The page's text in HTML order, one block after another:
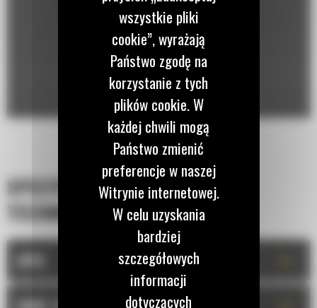
SPECYFIKACJA
TECHNICZNA
wszystkie pliki
cookie”, wyrażają
Państwo zgodę na
korzystanie z tych
plików cookie. W
każdej chwili mogą
Państwo zmienić
preferencje w naszej
Witrynie internetowej.
W celu uzyskania
bardziej
szczegółowych
informacji
dotyczących